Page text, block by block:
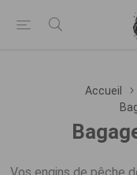
Accueil